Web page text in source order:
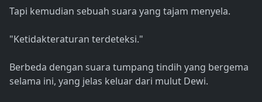
Tapi kemudian sebuah suara yang tajam menyela.
"Ketidakteraturan terdeteksi."
Berbeda dengan suara tumpang tindih yang bergema
selama ini, yang jelas keluar dari mulut Dewi.